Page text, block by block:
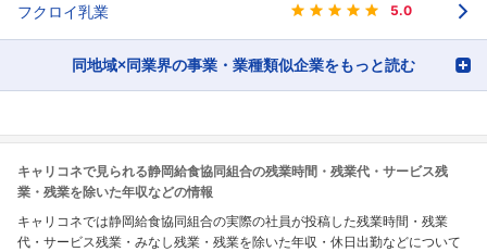
フクロイ乳業 5.0
同地域×同業界の事業・業種類似企業をもっと読む
キャリコネで見られる静岡給食協同組合の残業時間・残業代・サービス残
業・残業を除いた年収などの情報
キャリコネでは静岡給食協同組合の実際の社員が投稿した残業時間・残業
代・サービス残業・みなし残業・残業を除いた年収・休日出勤などについて